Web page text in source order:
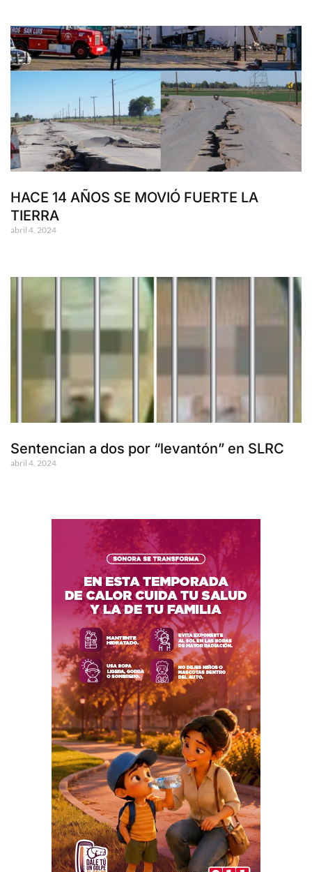
HACE 14 AÑOS SE MOVIÓ FUERTE LA
TIERRA
abril 4, 2024
Sentencian a dos por “levantón” en SLRC
abril 4, 2024